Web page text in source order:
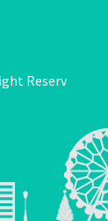
Reserv